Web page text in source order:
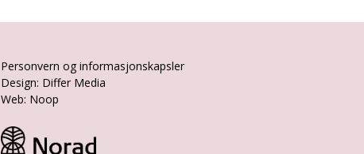
Personvern og informasjonskapsler
Design: Differ Media
Web: Noop